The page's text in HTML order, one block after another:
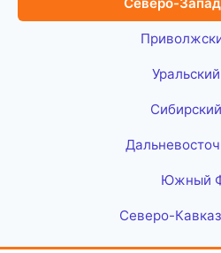
Южный
Северо-